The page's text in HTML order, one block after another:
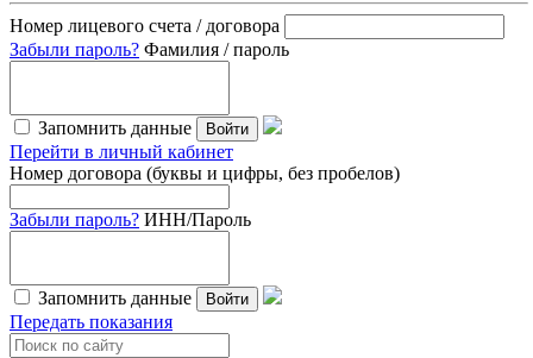
Номер лицевого счета / договора
Забыли пароль? Фамилия / пароль
Запомнить данные Войти
Перейти в личный кабинет
Номер договора (буквы и цифры, без пробелов)
Забыли пароль? ИНН/Пароль
Запомнить данные Войти
Передать показания